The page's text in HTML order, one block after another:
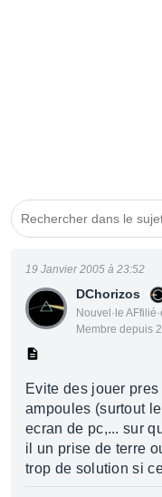
DChorizos
Nouvel·le
Membre depuis
19 Janvier 2005 à 23:52
Evite des jouer
ampoules (surtout
ecran de pc,... sur
il un prise de terre
trop de solution si